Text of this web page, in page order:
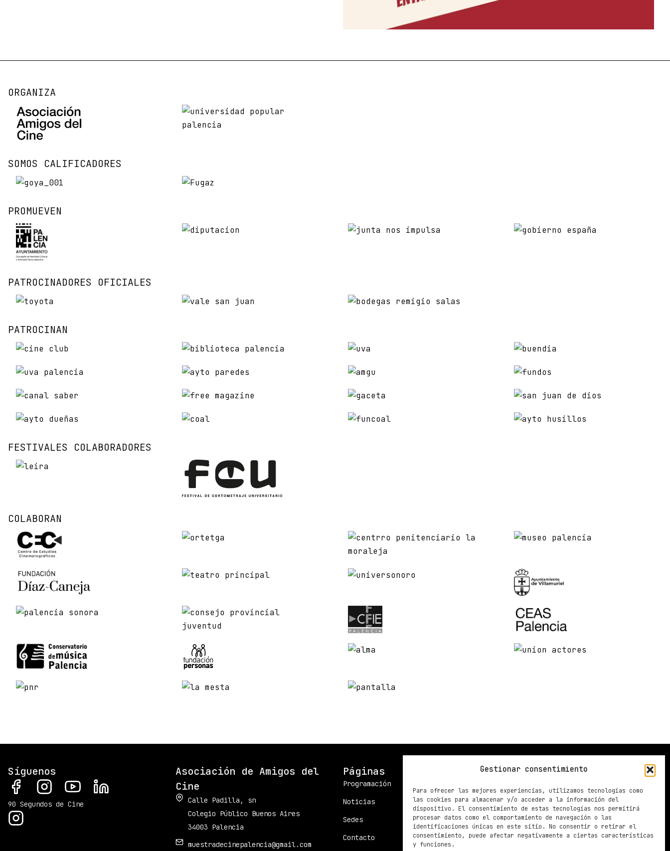
Gestionar consentimiento
Para ofrecer las mejores experiencias, utilizamos tecnologías como
las cookies para almacenar y/o acceder a la información del
dispositivo. El consentimiento de estas tecnologías nos permitirá
procesar datos como el comportamiento de navegación o las
identificaciones únicas en este sitio. No consentir o retirar el
consentimiento, puede afectar negativamente a ciertas características
y funciones.
ORGANIZA
SOMOS CALIFICADORES
PROMUEVEN
PATROCINADORES OFICIALES
PATROCINAN
FESTIVALES COLABORADORES
COLABORAN
Síguenos
90 Segundos de Cine
Asociación de Amigos del
Cine
Calle Padilla, sn
Colegio Público Buenos Aires
34003 Palencia
muestradecinepalencia@gmail.com
Páginas
Programación
Noticias
Sedes
Contacto
Información
Política de cookies